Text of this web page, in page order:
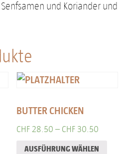
und Koriander und
BUTTER CHICKEN
CHF 28.50 – CHF30.50
AUSFÜHRUNG WÄHLEN